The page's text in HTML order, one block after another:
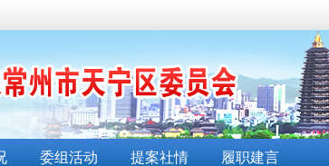
委组活动 提案社情 履职建言